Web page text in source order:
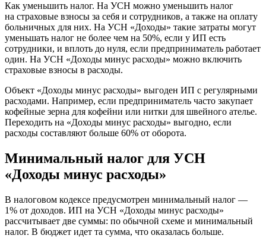
Как уменьшить налог. На УСН можно уменьшить налог
на страховые взносы за себя и сотрудников, а также на оплату
больничных для них. На УСН «Доходы» такие затраты могут
уменьшать налог не более чем на 50%, если у ИП есть
сотрудники, и вплоть до нуля, если предприниматель работает
один. На УСН «Доходы минус расходы» можно включить
страховые взносы в расходы.
Объект «Доходы минус расходы» выгоден ИП с регулярными
расходами. Например, если предприниматель часто закупает
кофейные зерна для кофейни или нитки для швейного ателье.
Переходить на «Доходы минус расходы» выгодно, если
расходы составляют больше 60% от оборота.
Минимальный налог для УСН
«Доходы минус расходы»
В налоговом кодексе предусмотрен минимальный налог —
1% от доходов. ИП на УСН «Доходы минус расходы»
рассчитывает две суммы: по обычной схеме и минимальный
налог. В бюджет идет та сумма, что оказалась больше.